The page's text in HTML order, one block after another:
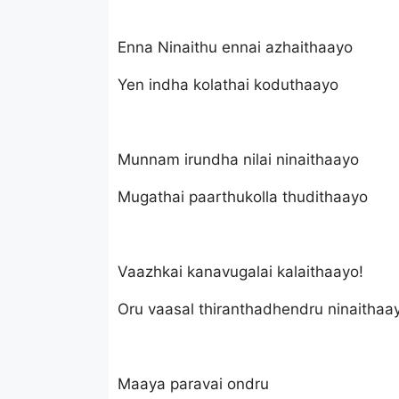
Enna Ninaithu ennai azhaithaayo
Yen indha kolathai koduthaayo
Munnam irundha nilai ninaithaayo
Mugathai paarthukolla thudithaayo
Vaazhkai kanavugalai kalaithaayo!
Oru vaasal thiranthadhendru
Maaya paravai ondru